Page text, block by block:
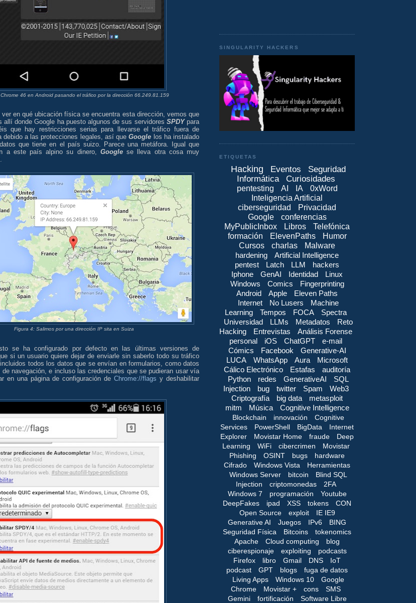
46 en Android pasando el tráfico por la dirección 66.249.81.159
en qué ubicación física se encuentra esta dirección, vemos que
allí donde Google ha puesto algunos de sus servidores SPDYpara
que hay restricciones serias para llevarse el tráfico fuera de
debido a las protecciones legales, así queGoogle los ha instalado
que tiene en el país suizo. Parece una metáfora. Igual que
a este país alpino su dinero, Googlese lleva otra cosa muy
Figura 4: Salimos por una dirección IP sita en Suiza
se ha configurado por defecto en las últimas versiones de
si un usuario quiere dejar de enviarle sin saberlo todo su tráfico
todos los datos que se envían en formularios, como datos
de navegación, e incluso las credenciales que se pudieran usar vía
en una página de configuración deChrome://flags y deshabilitar
SINGULARITY HACKERS
ETIQUETAS
Hacking Eventos
Seguridad
Informática
Curiosidades
pentesting AI IA
0xWord
Inteligencia Artificial
ciberseguridad
Privacidad
Google
conferencias
MyPublicInbox
Libros
Telefónica
formación
ElevenPaths
Humor
Cursos
charlas
Malware
hardening
Artificial Intelligence
pentest
Latch LLM
hackers
Iphone
GenAI Identidad
Linux
Windows
Comics
Fingerprinting
Android
Apple
Eleven Paths
Internet
No Lusers
Machine
Learning
Tempos FOCA
Spectra
Universidad
LLMs Metadatos
Reto
Hacking
Entrevistas
Análisis Forense
personal
iOS ChatGPT
e-mail
Cómics
Facebook
Generative-AI
LUCA
WhatsApp Aura
Microsoft
Cálico Electrónico
Estafas
auditoría
Python
redes GenerativeAI
SQL
Injection
bug twitter Spam
Web3
Criptografía
big data
metasploit
mitm
Música Cognitive Intelligence
Blockchain innovación
Cognitive
Services
PowerShell BigData
Internet
Explorer
Movistar Home fraude
Deep
Learning
WiFi cibercrimen
Movistar
Phishing
OSINT bugs
hardware
Cifrado
Windows Vista
Herramientas
Windows Server
bitcoin
Blind SQL
Injection
criptomonedas
2FA
Windows 7
programación
Youtube
DeepFakes
ipad XSS tokens
CON
Open Source
exploit
IE IE9
Generative AI
Juegos IPv6
BING
Seguridad Física
Bitcoins
tokenomics
Apache
Cloud computing
blog
ciberespionaje
exploiting
podcasts
Firefox
libro Gmail DNS
IoT
podcast
GPT blogs
fuga de datos
Living Apps
Windows 10
Google
Chrome
Movistar + cons
SMS
Gemini
fortificación
Software Libre